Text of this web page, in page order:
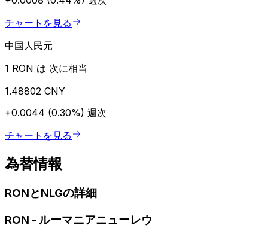
チャートを見る
中国人民元
1 RON は 次に相当
1.48802 CNY
+0.0044 (0.30%) 週次
チャートを見る
為替情報
RONとNLGの詳細
RON - ルーマニアニューレウ